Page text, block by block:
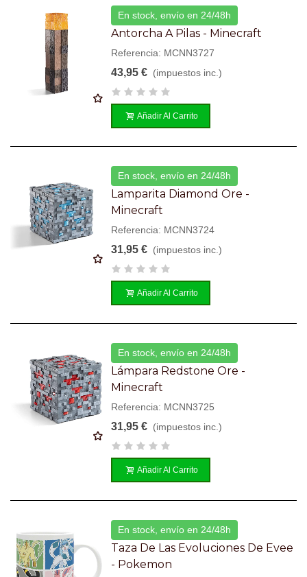
En stock, envío en 24/48h
Antorcha A Pilas - Minecraft
Referencia: MCNN3727
43,95 € (impuestos inc.)
Añadir Al Carrito
En stock, envío en 24/48h
Lamparita Diamond Ore -
Minecraft
Referencia: MCNN3724
31,95 € (impuestos inc.)
Añadir Al Carrito
En stock, envío en 24/48h
Lámpara Redstone Ore -
Minecraft
Referencia: MCNN3725
31,95 € (impuestos inc.)
Añadir Al Carrito
En stock, envío en 24/48h
Taza De Las Evoluciones De Evee
- Pokemon